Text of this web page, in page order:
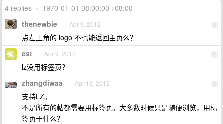
4 replies • 1970-01-01 08:00:00 +08:00
1
thenewbie Apr 9, 2012
点左上角的 logo 不也能返回主页么？
2
est Apr 9, 2012
lz没用标签页？
3
zhangdiwaa Apr 13, 2012
支持LZ。
不是所有的帖都需要用标签页。大多数时候只是随便浏览，用标
签页干什么？